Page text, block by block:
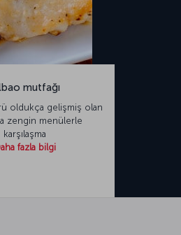
mutfağı
oldukça gelişmiş olan
zengin menülerle
karşılaşma
fazla bilgi